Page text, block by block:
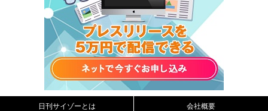
日刊サイゾーとは 会社概要